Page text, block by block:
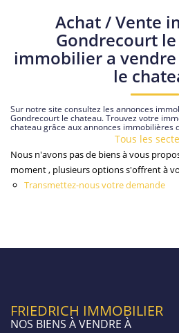
Achat / Vente
Gondrecourt
immobilier a
le
Sur notre site consultez les annonces
Gondrecourt le chateau. Trouvez votre
chateau grâce aux annonces immobilières
Tous les
Nous n'avons pas de biens à vous
moment , plusieurs options s'offrent à
Transmettez-nous votre demande
FRIEDRICH IMMOBILIER
NOS BIENS À VENDRE À